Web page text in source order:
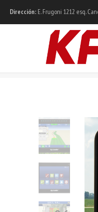
Dirección: E. Frugoni 1212 esq.